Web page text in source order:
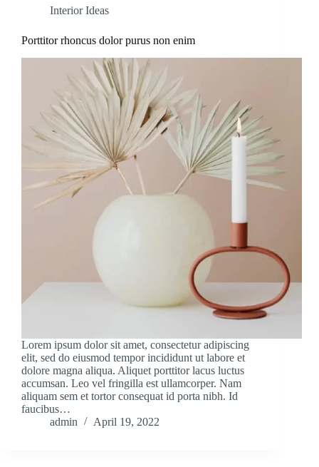
Interior Ideas
Porttitor rhoncus dolor purus non enim
Lorem ipsum dolor sit amet, consectetur adipiscing
elit, sed do eiusmod tempor incididunt ut labore et
dolore magna aliqua. Aliquet porttitor lacus luctus
accumsan. Leo vel fringilla est ullamcorper. Nam
aliquam sem et tortor consequat id porta nibh. Id
faucibus…
admin
April 19, 2022